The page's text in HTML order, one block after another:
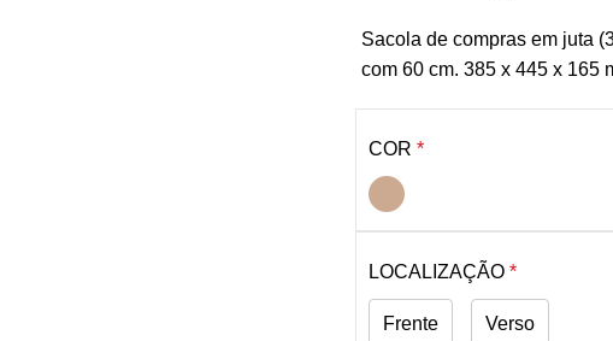
Sacola de compras em juta
com 60 cm. 385 x 445 x 165
COR *
LOCALIZAÇÃO *
Frente Verso